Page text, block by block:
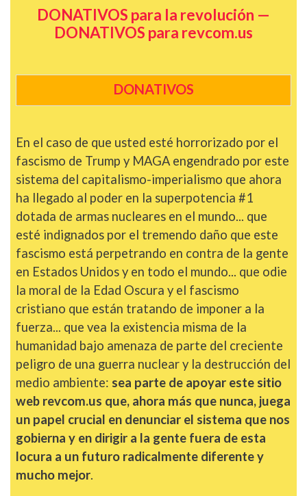
DONATIVOS para la revolución —
DONATIVOS para revcom.us
DONATIVOS
En el caso de que usted esté horrorizado por el
fascismo de Trump y MAGA engendrado por este
sistema del capitalismo-imperialismo que ahora
ha llegado al poder en la superpotencia #1
dotada de armas nucleares en el mundo... que
esté indignados por el tremendo daño que este
fascismo está perpetrando en contra de la gente
en Estados Unidos y en todo el mundo... que odie
la moral de la Edad Oscura y el fascismo
cristiano que están tratando de imponer a la
fuerza... que vea la existencia misma de la
humanidad bajo amenaza de parte del creciente
peligro de una guerra nuclear y la destrucción del
medio ambiente: sea parte de apoyar este sitio
web revcom.us que, ahora más que nunca, juega
un papel crucial en denunciar el sistema que nos
gobierna y en dirigir a la gente fuera de esta
locura a un futuro radicalmente diferente y
mucho mejor.